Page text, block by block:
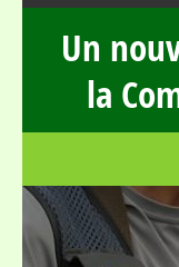
Un
la